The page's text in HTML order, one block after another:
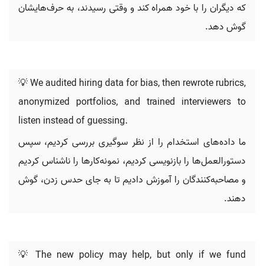
که دیگران را با خود همراه کند و وقتی رسیدند، به حرف‌هایشان
گوش دهد.
💡 We audited hiring data for bias, then rewrote rubrics,
anonymized portfolios, and trained interviewers to
listen instead of guessing.
ما داده‌های استخدام را از نظر سوگیری بررسی کردیم، سپس
دستورالعمل‌ها را بازنویسی کردیم، نمونه‌کارها را ناشناس کردیم
و مصاحبه‌کنندگان را آموزش دادیم تا به جای حدس زدن، گوش
دهند.
💡 The new policy may help, but only if we fund